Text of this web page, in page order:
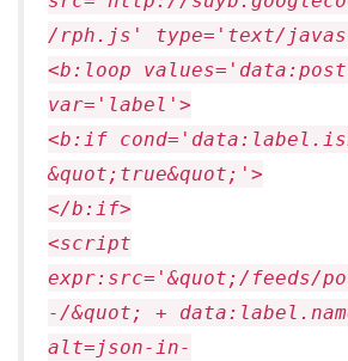
/rph.js' type='text/
<b:loop
var='label'>
<b:if
&quot;true&quot;'>
</b:if>
<script
expr:src='&quot;/feeds/
-/&quot; +
alt=json-in-